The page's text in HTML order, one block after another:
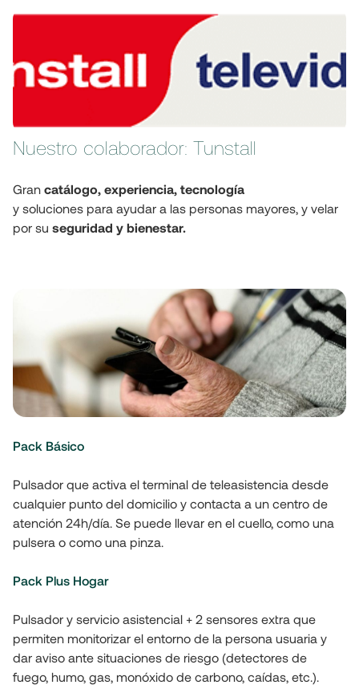
Nuestro colaborador: Tunstall
Gran catálogo, experiencia, tecnología
y soluciones para ayudar a las personas mayores, y velar
por su seguridad y bienestar.
Pack Básico
Pulsador que activa el terminal de teleasistencia desde
cualquier punto del domicilio y contacta a un centro de
atención 24h/día. Se puede llevar en el cuello, como una
pulsera o como una pinza.
Pack Plus Hogar
Pulsador y servicio asistencial + 2 sensores extra que
permiten monitorizar el entorno de la persona usuaria y
dar aviso ante situaciones de riesgo (detectores de
fuego, humo, gas, monóxido de carbono, caídas, etc.).